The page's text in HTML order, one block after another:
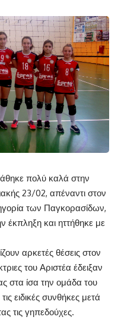
πολύ καλά στην
23/02, απέναντι στον
των Παγκορασίδων,
έκπληξη και ηττήθηκε με
αρκετές θέσεις στον
του Αριστέα έδειξαν
στα ίσα την ομάδα του
ειδικές συνθήκες μετά
τις γηπεδούχες.